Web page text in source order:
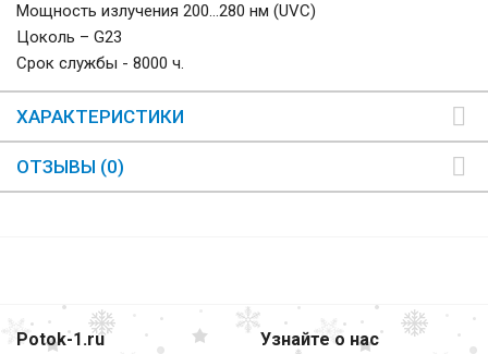
Мощность излучения 200…280 нм (UVС)
Цоколь – G23
Срок службы - 8000 ч.
ХАРАКТЕРИСТИКИ
ОТЗЫВЫ (0)
Potok-1.ru Узнайте о нас